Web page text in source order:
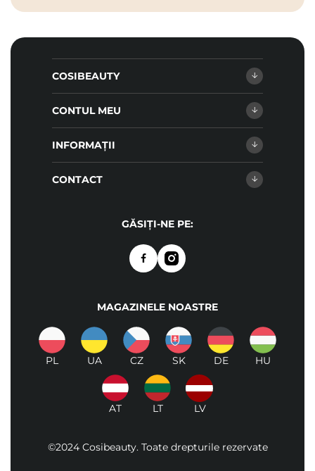
COSIBEAUTY
CONTUL MEU
INFORMAȚII
CONTACT
GĂSIȚI-NE PE:
MAGAZINELE NOASTRE
PL UA CZ SK DE HU
AT LT LV
©2024 Cosibeauty. Toate drepturile rezervate